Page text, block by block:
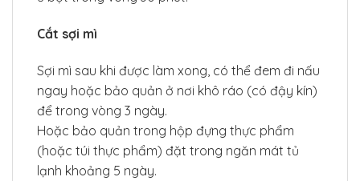
Cắt sợi mì
Sợi mì sau khi được làm xong, có thể đem đi nấu
ngay hoặc bảo quản ở nơi khô ráo (có đậy kín)
để trong vòng 3 ngày.
Hoặc bảo quản trong hộp đựng thực phẩm
(hoặc túi thực phẩm) đặt trong ngăn mát tủ
lạnh khoảng 5 ngày.